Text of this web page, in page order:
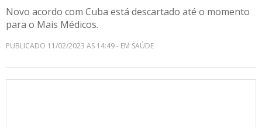
Novo acordo com Cuba está descartado até o momento
para o Mais Médicos.
PUBLICADO 11/02/2023 AS 14:49 - EM SAÚDE